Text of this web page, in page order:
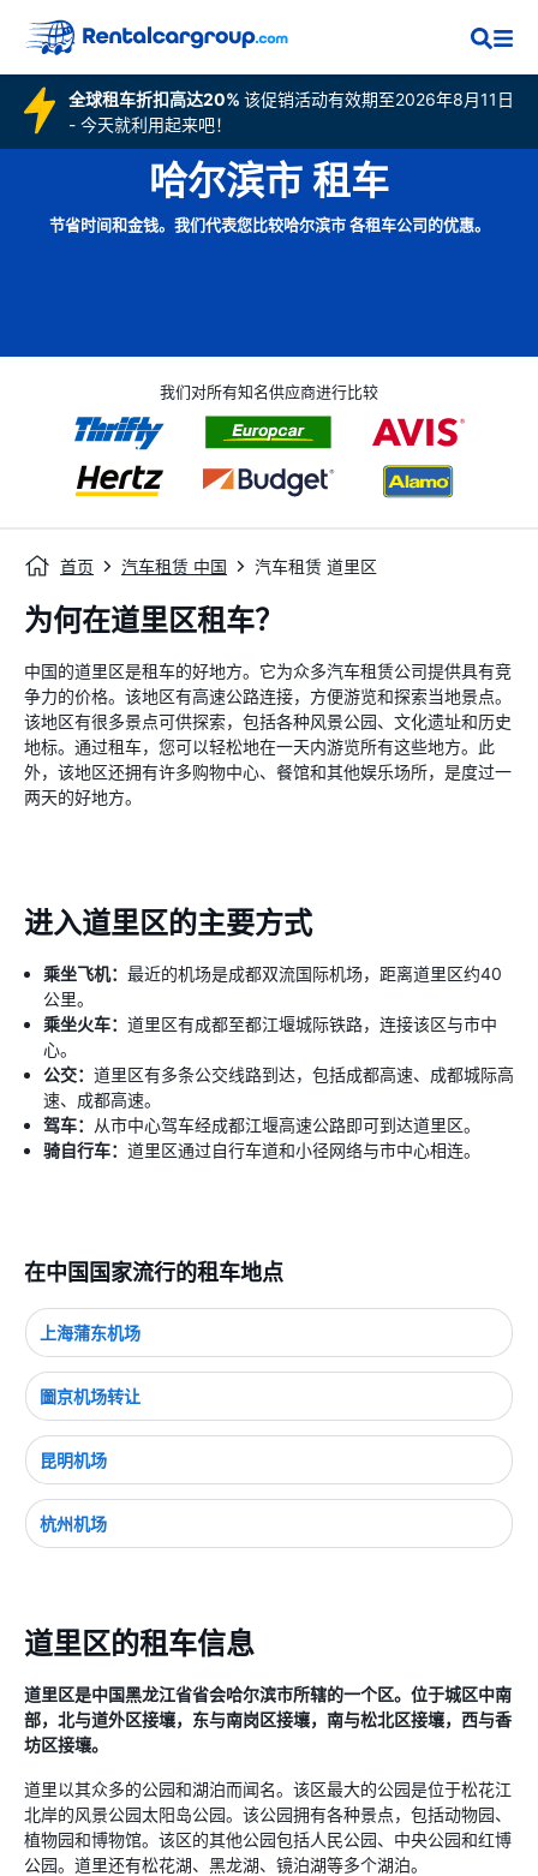
全球租车折扣高达20% 该促销活动有效期至2026年8月11日
- 今天就利用起来吧！
哈尔滨市 租车
节省时间和金钱。我们代表您比较哈尔滨市 各租车公司的优惠。
我们对所有知名供应商进行比较
首页 汽车租赁 中国 汽车租赁 道里区
为何在道里区租车？
中国的道里区是租车的好地方。它为众多汽车租赁公司提供具有竞
争力的价格。该地区有高速公路连接，方便游览和探索当地景点。
该地区有很多景点可供探索，包括各种风景公园、文化遗址和历史
地标。通过租车，您可以轻松地在一天内游览所有这些地方。此
外，该地区还拥有许多购物中心、餐馆和其他娱乐场所，是度过一
两天的好地方。
进入道里区的主要方式
乘坐飞机： 最近的机场是成都双流国际机场，距离道里区约40
公里。
乘坐火车： 道里区有成都至都江堰城际铁路，连接该区与市中
心。
公交： 道里区有多条公交线路到达，包括成都高速、成都城际高
速、成都高速。
驾车：
从市中心驾车经成都江堰高速公路即可到达道里区。
骑自行车： 道里区通过自行车道和小径网络与市中心相连。
在中国国家流行的租车地点
上海蒲东机场
圗京机场转让
昆明机场
杭州机场
道里区的租车信息
道里区是中国黑龙江省省会哈尔滨市所辖的一个区。位于城区中南
部，北与道外区接壤，东与南岗区接壤，南与松北区接壤，西与香
坊区接壤。
道里以其众多的公园和湖泊而闻名。该区最大的公园是位于松花江
北岸的风景公园太阳岛公园。该公园拥有各种景点，包括动物园、
植物园和博物馆。该区的其他公园包括人民公园、中央公园和红博
公园。道里还有松花湖、黑龙湖、镜泊湖等多个湖泊。